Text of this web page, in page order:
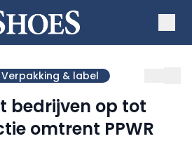
Verpakking & label
bedrijven op tot
omtrent PPWR